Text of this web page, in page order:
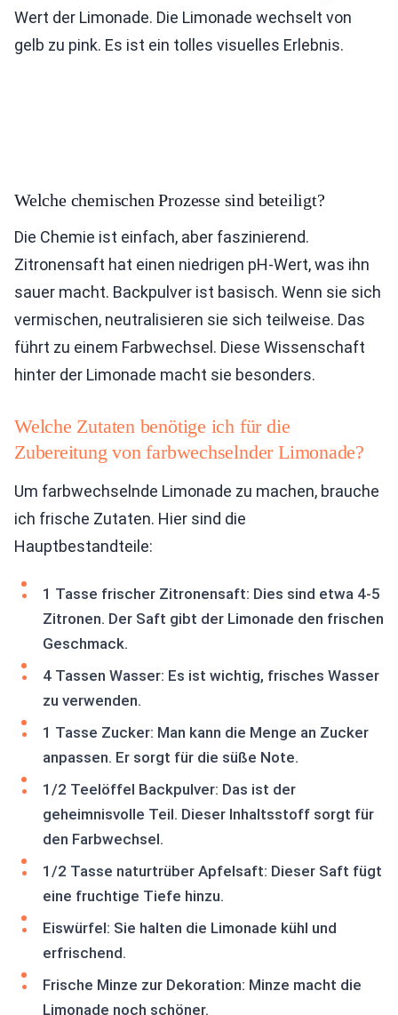
Wert der Limonade. Die Limonade wechselt von
gelb zu pink. Es ist ein tolles visuelles Erlebnis.
Welche chemischen Prozesse sind beteiligt?
Die Chemie ist einfach, aber faszinierend.
Zitronensaft hat einen niedrigen pH-Wert, was ihn
sauer macht. Backpulver ist basisch. Wenn sie sich
vermischen, neutralisieren sie sich teilweise. Das
führt zu einem Farbwechsel. Diese Wissenschaft
hinter der Limonade macht sie besonders.
Welche Zutaten benötige ich für die
Zubereitung von farbwechselnder Limonade?
Um farbwechselnde Limonade zu machen, brauche
ich frische Zutaten. Hier sind die
Hauptbestandteile:
1 Tasse frischer Zitronensaft: Dies sind etwa 4-5
Zitronen. Der Saft gibt der Limonade den frischen
Geschmack.
4 Tassen Wasser: Es ist wichtig, frisches Wasser
zu verwenden.
1 Tasse Zucker: Man kann die Menge an Zucker
anpassen. Er sorgt für die süße Note.
1/2 Teelöffel Backpulver: Das ist der
geheimnisvolle Teil. Dieser Inhaltsstoff sorgt für
den Farbwechsel.
1/2 Tasse naturtrüber Apfelsaft: Dieser Saft fügt
eine fruchtige Tiefe hinzu.
Eiswürfel: Sie halten die Limonade kühl und
erfrischend.
Frische Minze zur Dekoration: Minze macht die
Limonade noch schöner.